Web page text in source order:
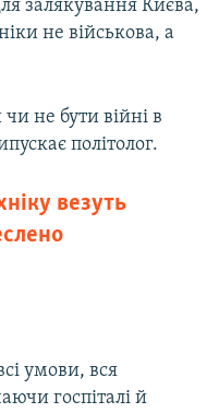
залякування Києва,
не військова, а
не бути війні в
політолог.
везуть
умови, вся
госпіталі й